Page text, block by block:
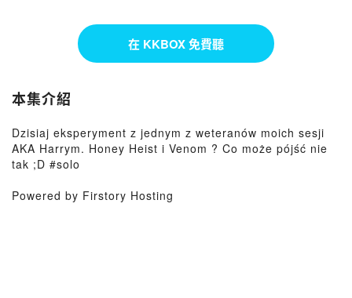
在 KKBOX 免費聽
本集介紹
Dzisiaj eksperyment z jednym z weteranów moich sesji
AKA Harrym. Honey Heist i Venom ? Co może pójść nie
tak ;D #solo
Powered by Firstory Hosting